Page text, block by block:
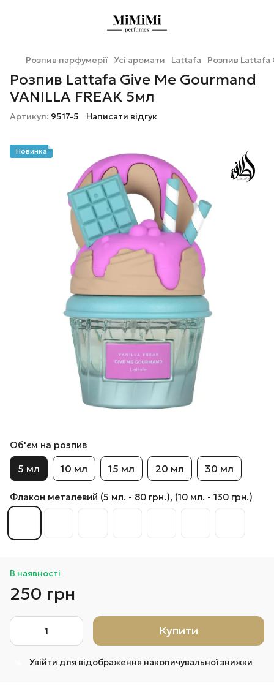
Розпив парфумерії Усі аромати Lattafa Розпив Lattafa
Розпив Lattafa Give Me Gourmand
VANILLA FREAK 5мл
Артикул: 9517-5 Написати відгук
Новинка
Об'єм на розпив
5 мл 10 мл 15 мл 20 мл 30 мл
Флакон металевий (5 мл. - 80 грн.), (10 мл. - 130 грн.)
В наявності
250 грн
Купити
Увійти для відображення накопичувальної знижки